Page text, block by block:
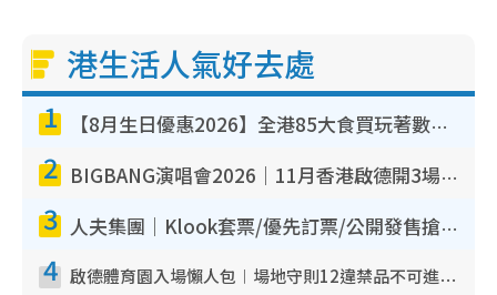
港生活人氣好去處
1 【8月生日優惠2026】全港85大食買玩著數攻略 自助餐/火鍋放題同行免費＋誠品/DONKI送現金券
2 BIGBANG演唱會2026｜11月香港啟德開3場！實名制VIP申請、優先購票攻略
3 人夫集團｜Klook套票/優先訂票/公開發售搶飛攻略！附票價.購票連結.場地座位表
4 啟德體育園入場懶人包︱場地守則12違禁品不可進場准帶細水樽但全場禁樽蓋！應援牌有限制！